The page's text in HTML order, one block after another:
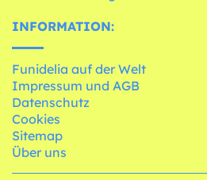
INFORMATION:
Funidelia auf der Welt
Impressum und AGB
Datenschutz
Cookies
Sitemap
Über uns